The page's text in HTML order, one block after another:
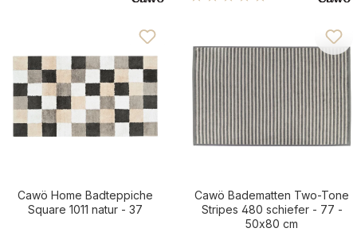
Cawö Home Badteppiche
Square 1011 natur - 37
Cawö Badematten Two-Tone
Stripes 480 schiefer - 77 -
50x80 cm